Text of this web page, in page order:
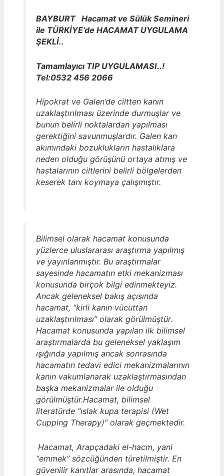
BAYBURT Hacamat ve Sülük Semineri
ile TÜRKİYE’de HACAMAT UYGULAMA
ŞEKLİ..
Tamamlayıcı TIP UYGULAMASI..!
Tel:0532 456 2066
Hipokrat ve Galen’de ciltten kanın
uzaklaştırılması üzerinde durmuşlar ve
bunun belirli noktalardan yapılması
gerektiğini savunmuşlardır. Galen kan
akımındaki bozuklukların hastalıklara
neden olduğu görüşünü ortaya atmış ve
hastalarının ciltlerini belirli bölgelerden
keserek tanı koymaya çalışmıştır.
Bilimsel olarak hacamat konusunda
yüzlerce uluslararası araştırma yapılmış
ve yayınlanmıştır. Bu araştırmalar
sayesinde hacamatın etki mekanizması
konusunda birçok bilgi edinmekteyiz.
Ancak geleneksel bakış açısında
hacamat, “kirli kanın vücuttan
uzaklaştırılması” olarak görülmüştür.
Hacamat konusunda yapılan ilk bilimsel
araştırmalarda bu geleneksel yaklaşım
ışığında yapılmış ancak sonrasında
hacamatın tedavi edici mekanizmalarının
kanın vakumlanarak uzaklaştırmasından
başka mekanizmalar ile olduğu
görülmüştür.Hacamat, bilimsel
literatürde “ıslak kupa terapisi (Wet
Cupping Therapy)” olarak geçmektedir.
Hacamat, Arapçadaki el-hacm, yani
“emmek” sözcüğünden türetilmiştir. En
güvenilir kanıtlar arasında, hacamat